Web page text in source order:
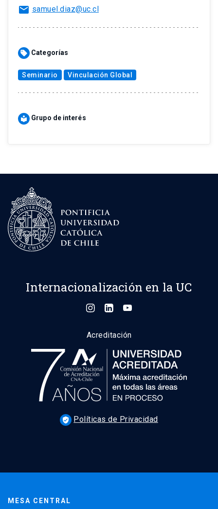
mail samuel.diaz@uc.cl
sell Categorías
Seminario Vinculación Global
local_library Grupo de interés
Internacionalización en la UC
Acreditación
verified_user Políticas de Privacidad
MESA CENTRAL